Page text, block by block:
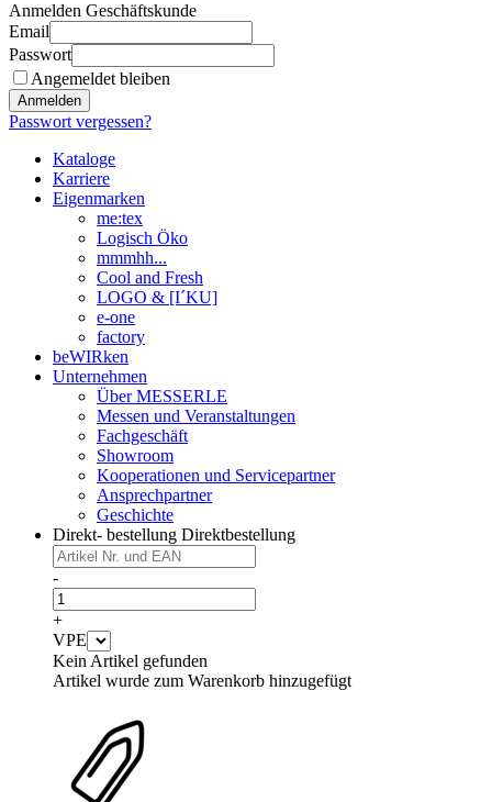
Anmelden Geschäftskunde
Email
Passwort
Angemeldet bleiben
Anmelden
Passwort vergessen?
Kataloge
Karriere
Eigenmarken
me:tex
Logisch Öko
mmmhh...
Cool and Fresh
LOGO & [I´KU]
e-one
factory
beWIRken
Unternehmen
Über MESSERLE
Messen und Veranstaltungen
Fachgeschäft
Showroom
Kooperationen und Servicepartner
Ansprechpartner
Geschichte
Direkt- bestellung Direktbestellung
-
+
VPE
Kein Artikel gefunden
Artikel wurde zum Warenkorb hinzugefügt